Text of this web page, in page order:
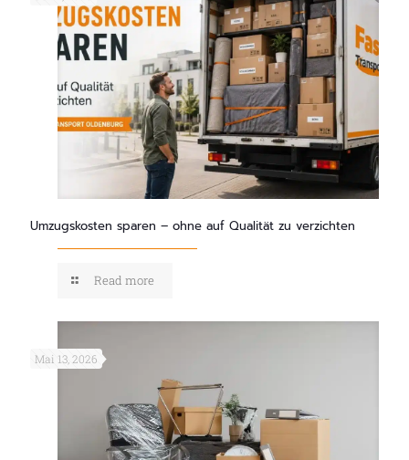
Umzugskosten sparen – ohne auf Qualität zu verzichten
Read more
Mai 13, 2026